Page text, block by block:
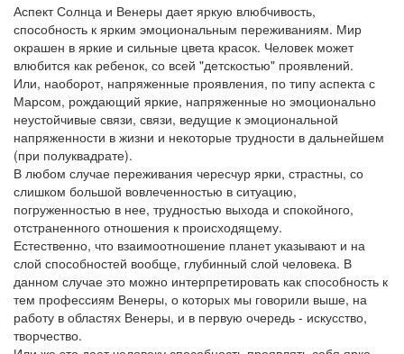
Аспект Солнца и Венеры дает яркую влюбчивость,
способность к ярким эмоциональным переживаниям. Мир
окрашен в яркие и сильные цвета красок. Человек может
влюбится как ребенок, со всей "детскостью" проявлений.
Или, наоборот, напряженные проявления, по типу аспекта с
Марсом, рождающий яркие, напряженные но эмоционально
неустойчивые связи, связи, ведущие к эмоциональной
напряженности в жизни и некоторые трудности в дальнейшем
(при полуквадрате).
В любом случае переживания чересчур ярки, страстны, со
слишком большой вовлеченностью в ситуацию,
погруженностью в нее, трудностью выхода и спокойного,
отстраненного отношения к происходящему.
Естественно, что взаимоотношение планет указывают и на
слой способностей вообще, глубинный слой человека. В
данном случае это можно интерпретировать как способность к
тем профессиям Венеры, о которых мы говорили выше, на
работу в областях Венеры, и в первую очередь - искусство,
творчество.